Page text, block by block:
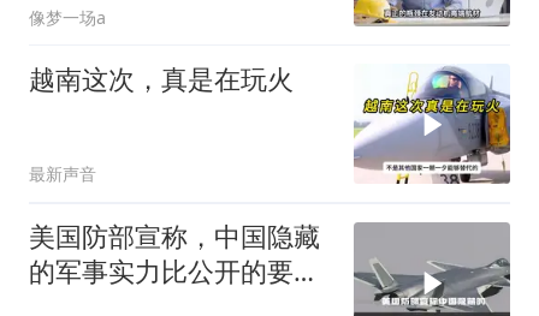
像梦一场a
越南这次，真是在玩火
最新声音
美国防部宣称，中国隐藏
的军事实力比公开的要先